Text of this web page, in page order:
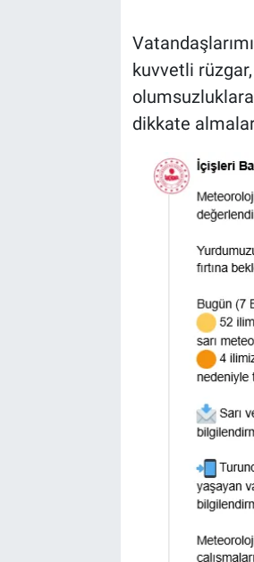
kuvvetli
olumsuzluklara
dikkate